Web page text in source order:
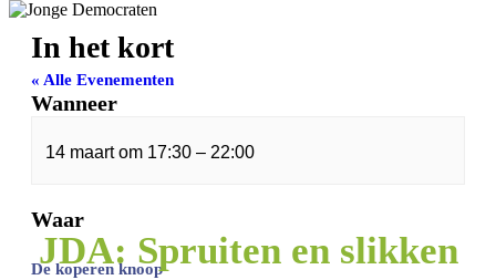
« Alle Evenementen
JDA: Spruiten en slikken
In het kort
Wanneer
14 maartom 17:30 – 22:00
Waar
De koperen knoop